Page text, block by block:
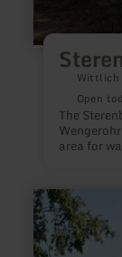
Wittlich
Open
The
area for
outflow is
later flows
Fishing is
learn
more
about:
Golfclub
Düren